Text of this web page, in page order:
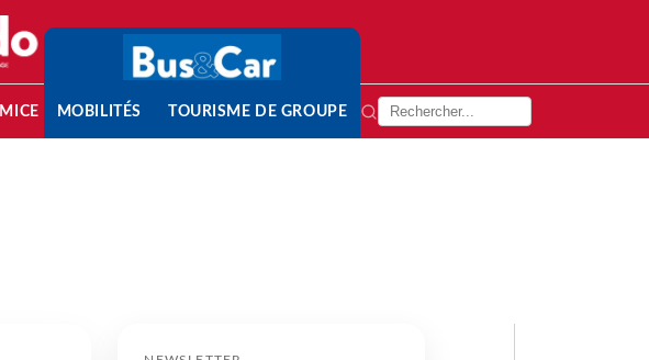
MICE MOBILITÉS TOURISME DE GROUPE